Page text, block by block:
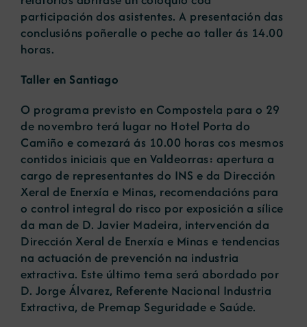
participación dos asistentes. A presentación das
conclusións poñeralle o peche ao taller ás 14.00
horas.
Taller en Santiago
O programa previsto en Compostela para o 29
de novembro terá lugar no Hotel Porta do
Camiño e comezará ás 10.00 horas cos mesmos
contidos iniciais que en Valdeorras: apertura a
cargo de representantes do INS e da Dirección
Xeral de Enerxía e Minas, recomendacións para
o control integral do risco por exposición a sílice
da man de D. Javier Madeira, intervención da
Dirección Xeral de Enerxía e Minas e tendencias
na actuación de prevención na industria
extractiva. Este último tema será abordado por
D. Jorge Álvarez, Referente Nacional Industria
Extractiva, de Premap Seguridade e Saúde.